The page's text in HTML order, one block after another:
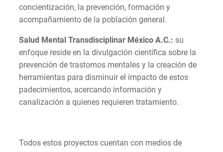
concientización, la prevención, formación y
acompañamiento de la población general.
Salud Mental Transdisciplinar México A.C.: su
enfoque reside en la divulgación científica sobre la
prevención de trastornos mentales y la creación de
herramientas para disminuir el impacto de estos
padecimientos, acercando información y
canalización a quienes requieren tratamiento.
Todos estos proyectos cuentan con medios de